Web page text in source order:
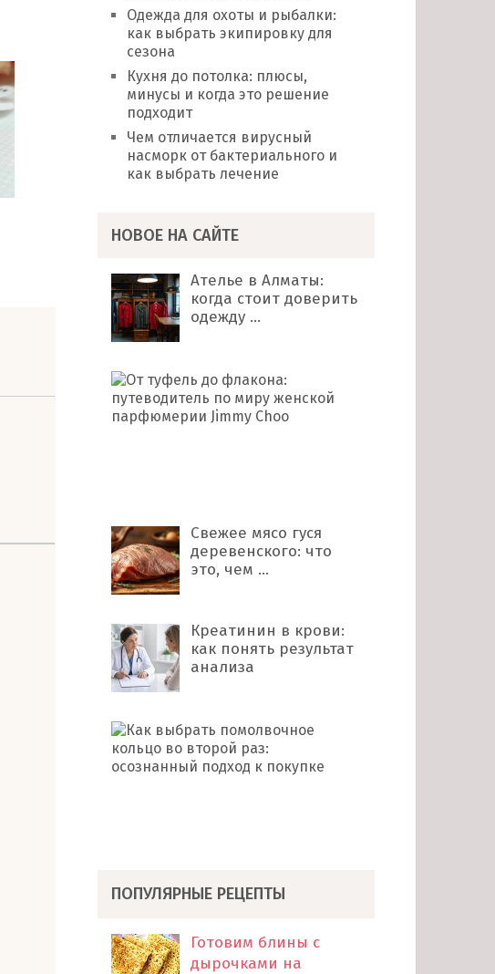
Одежда для охоты и рыбалки:
как выбрать экипировку для
сезона
Кухня до потолка: плюсы,
минусы и когда это решение
подходит
Чем отличается вирусный
насморк от бактериального и
как выбрать лечение
НОВОЕ НА САЙТЕ
Ателье в Алматы:
когда стоит доверить
одежду …
Свежее мясо гуся
деревенского: что
это, чем …
Креатинин в крови:
как понять результат
анализа
ПОПУЛЯРНЫЕ РЕЦЕПТЫ
Готовим блины с
дырочками на